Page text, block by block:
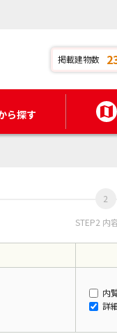
掲載建物数
ら探す
STEP2 内
内
詳